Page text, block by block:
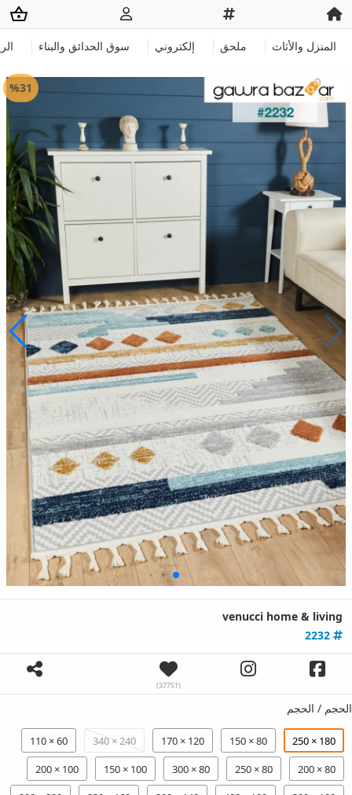
المنزل والأثاث ملحق إلكتروني سوق الحدائق والبناء
%31
venucci home & living
(37751)
الحجم / الحجم
180 × 250
80 × 150
120 × 170
240 × 340
60 × 110
80 × 200
80 × 250
80 × 300
100 × 150
100 × 200